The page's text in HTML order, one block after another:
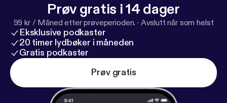
Prøv gratis i 14 dager
99 kr / Måned etter prøveperioden. · Avslutt når som helst
Eksklusive podkaster
20 timer lydbøker i måneden
Gratis podkaster
Prøv gratis